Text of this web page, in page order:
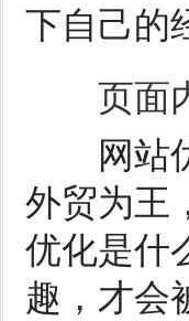
下自己的
页面内
网站优
外贸为王
优化是什
趣，才会